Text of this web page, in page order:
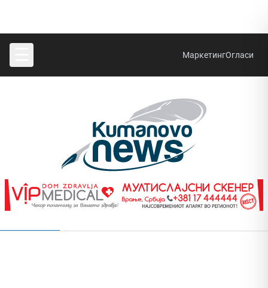
МаркетингОгласи